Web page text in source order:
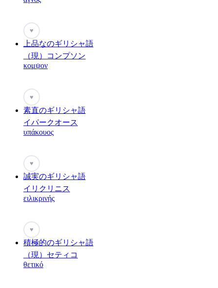
♥
上品なのギリシャ語
（現）コンプソン
κομψον
♥
素直のギリシャ語
イパークオース
υπάκουος
♥
誠実のギリシャ語
イリクリニス
ειλικρινής
♥
積極的のギリシャ語
（現）セティコ
θετικό